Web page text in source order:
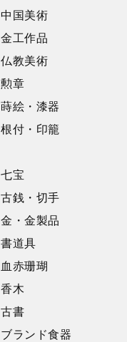
中国美術
金工作品
仏教美術
勲章
蒔絵・漆器
根付・印籠
七宝
古銭・切手
金・金製品
書道具
血赤珊瑚
香木
古書
ブランド食器